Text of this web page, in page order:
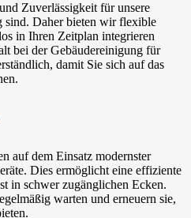
Zuverlässigkeit für unsere
sind. Daher bieten wir flexible
in Ihren Zeitplan integrieren
bei der Gebäudereinigung für
damit Sie sich auf das
auf dem Einsatz modernster
Dies ermöglicht eine effiziente
in schwer zugänglichen Ecken.
warten und erneuern sie,